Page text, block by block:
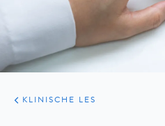
ARTIKELEN
PRAKTIJK
KLINISCHE LES